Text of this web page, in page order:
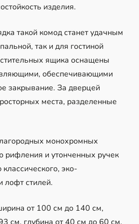
изделия.
такой комод станет удачным
так и для гостиной
ящика оснащены
обеспечивающими
закрывание. За дверцей
места, разделенные
монохромных
рифления и утонченных ручек
эко-
лофт стилей.
от 100 см до 140 см,